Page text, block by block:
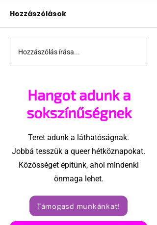
Ha egy szovjet katona
beleszeret egy
Hozzászólások
Hozzászólás írása...
Hangot adunk a
sokszínűségnek
Teret adunk a láthatóságnak.
Jobbá tesszük a queer hétköznapokat.
Közösséget építünk, ahol mindenki
önmaga lehet.
Támogasd munkánkat!